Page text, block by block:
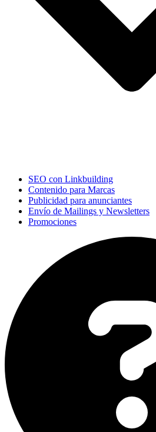
SEO con Linkbuilding
Contenido para Marcas
Publicidad para anunciantes
Envío de Mailings y Newsletters
Promociones